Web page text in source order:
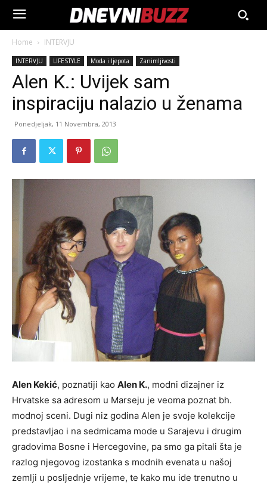
Home INTERVJU
INTERVJU LIFESTYLE Moda i ljepota Zanimljivosti
Alen K.: Uvijek sam
inspiraciju nalazio u ženama
Ponedjeljak, 11 Novembra, 2013
Alen Kekić, poznatiji kao Alen K., modni dizajner iz
Hrvatske sa adresom u Marseju je veoma poznat bh.
modnoj sceni. Dugi niz godina Alen je svoje kolekcije
predstavljao i na sedmicama mode u Sarajevu i drugim
gradovima Bosne i Hercegovine, pa smo ga pitali šta je
razlog njegovog izostanka s modnih evenata u našoj
zemlji u posljednje vrijeme, te kako mu ide trenutno u